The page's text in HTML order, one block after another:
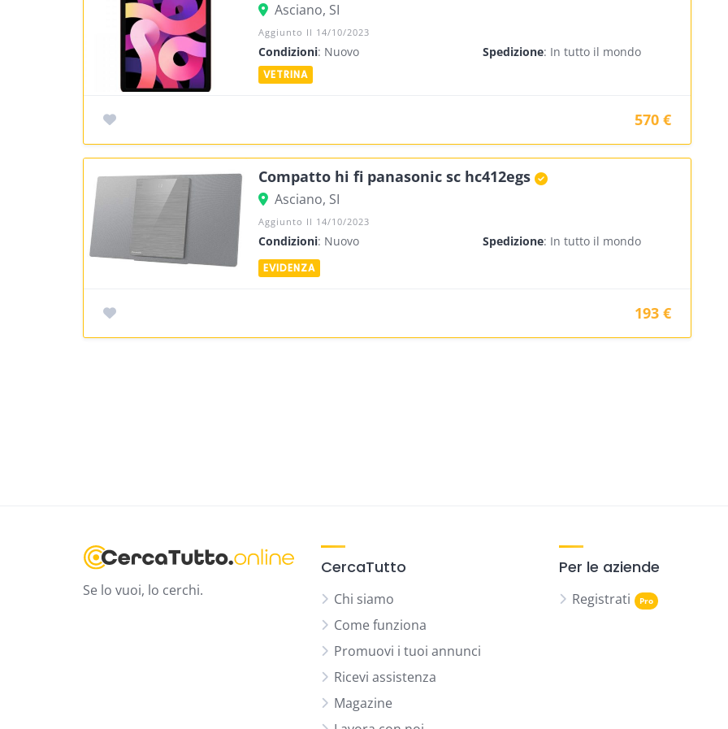
Asciano, SI
Aggiunto Il 14/10/2023
Condizioni: Nuovo Spedizione: In tutto il mondo
570 €
Compatto hi fi panasonic sc hc412egs
Asciano, SI
Aggiunto Il 14/10/2023
Condizioni: Nuovo Spedizione: In tutto il mondo
193 €
Se lo vuoi, lo cerchi.
CercaTutto
Chi siamo
Come funziona
Promuovi i tuoi annunci
Ricevi assistenza
Magazine
Per le aziende
Registrati